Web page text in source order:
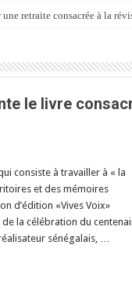
retraite consacrée à la
le livre
consiste à travailler à « la
et des mémoires
d’édition «Vives Voix»
de la célébration du
sénégalais, …